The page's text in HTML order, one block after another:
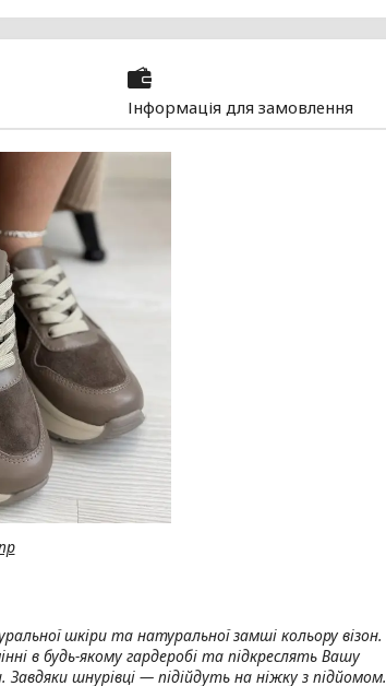
Інформація для замовлення
шкіри та натуральної замші кольору візон.
в будь-якому гардеробі та підкреслять Вашу
шнурівці — підійдуть на ніжку з підйомом.